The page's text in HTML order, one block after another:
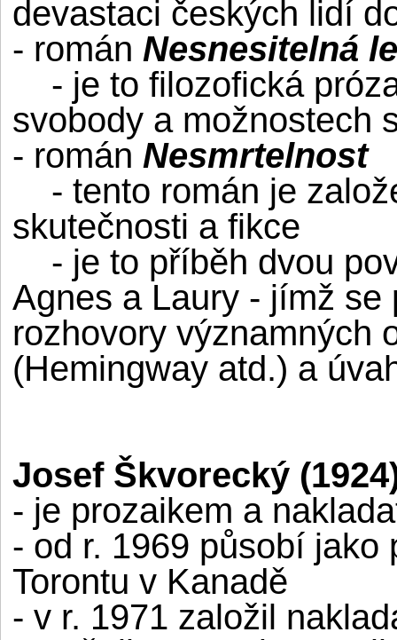
devastaci českých lidí
- román Nesnesitelná
- je to filozofická
svobody a možnostech
- román Nesmrtelnost
- tento román je
skutečnosti a fikce
- je to příběh dvou
Agnes a Laury - jímž
rozhovory významných
(Hemingway atd.) a
Josef Škvorecký
- je prozaikem a
- od r. 1969 působí jako
Torontu v Kanadě
- v r. 1971 založil